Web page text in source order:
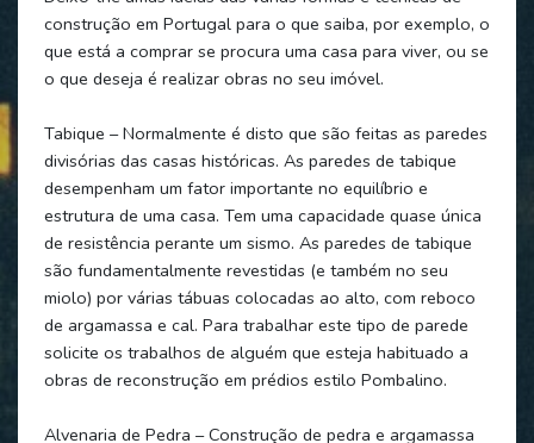
construção em Portugal para o que saiba, por exemplo, o
que está a comprar se procura uma casa para viver, ou se
o que deseja é realizar obras no seu imóvel.
Tabique – Normalmente é disto que são feitas as paredes
divisórias das casas históricas. As paredes de tabique
desempenham um fator importante no equilíbrio e
estrutura de uma casa. Tem uma capacidade quase única
de resistência perante um sismo. As paredes de tabique
são fundamentalmente revestidas (e também no seu
miolo) por várias tábuas colocadas ao alto, com reboco
de argamassa e cal. Para trabalhar este tipo de parede
solicite os trabalhos de alguém que esteja habituado a
obras de reconstrução em prédios estilo Pombalino.
Alvenaria de Pedra – Construção de pedra e argamassa